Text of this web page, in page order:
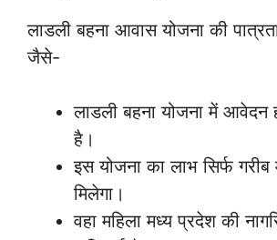
लाडली बहना आवास योजना की
जैसे-
लाडली बहना योजना में आवेदन
है।
इस योजना का लाभ सिर्फ
मिलेगा।
वहा महिला मध्य प्रदेश की